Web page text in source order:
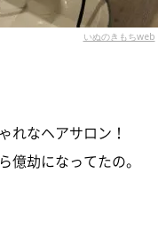
いぬのきもちweb
れなヘアサロン！
億劫になってたの。